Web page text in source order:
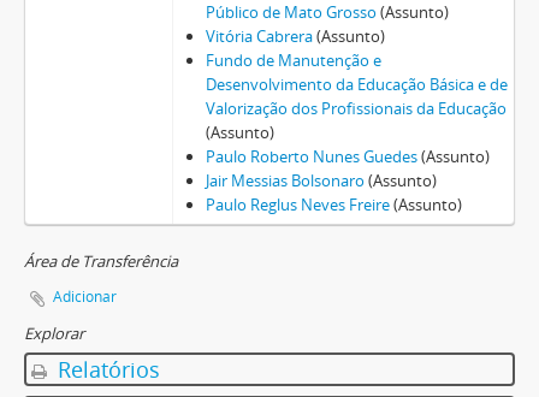
Público de Mato Grosso (Assunto)
Vitória Cabrera(Assunto)
Fundo de Manutenção e
Desenvolvimento da Educação Básica e de
Valorização dos Profissionais da Educação
(Assunto)
Paulo Roberto Nunes Guedes(Assunto)
Jair Messias Bolsonaro (Assunto)
Paulo Reglus Neves Freire(Assunto)
Área de Transferência
Adicionar
Explorar
Relatórios